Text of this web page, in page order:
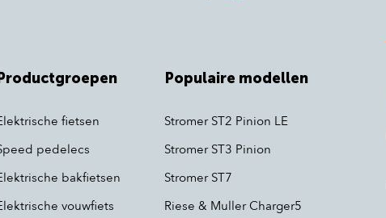
fietsen
pedelecs
bakfietsen
vouwfiets
Populaire modellen
Stromer ST2 Pinion LE
Stromer ST3 Pinion
Stromer ST7
Riese & Muller Charger5